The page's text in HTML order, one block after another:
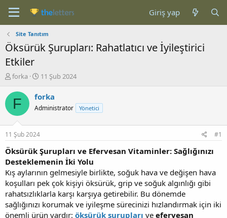
Giriş yap
Site Tanıtım
Öksürük Şurupları: Rahatlatıcı ve İyileştirici
Etkiler
K
n
b
u
u
b
a
l
a
t
a
n
forka
B
ş
l
a
ç
t
a
r
i
h
11 Şub 2024
F forka
Administrator Yönetici
11 Şub 2024 #1
Öksürük Şurupları ve Efervesan Vitaminler: Sağlığınızı
Desteklemenin İki Yolu
Kış aylarının gelmesiyle birlikte, soğuk hava ve değişen hava
koşulları pek çok kişiyi öksürük, grip ve soğuk algınlığı gibi
rahatsızlıklarla karşı karşıya getirebilir. Bu dönemde
sağlığınızı korumak ve iyileşme sürecinizi hızlandırmak için iki
önemli ürün vardır: öksürük şurupları ve efervesan